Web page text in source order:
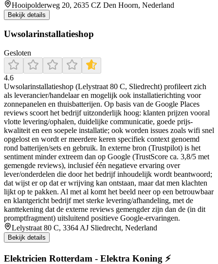
Hooipolderweg 20, 2635 CZ Den Hoorn, Nederland
Bekijk details
Uwsolarinstallatieshop
Gesloten
4.6
Uwsolarinstallatieshop (Lelystraat 80 C, Sliedrecht) profileert zich
als leverancier/handelaar en mogelijk ook installatierichting voor
zonnepanelen en thuisbatterijen. Op basis van de Google Places
reviews scoort het bedrijf uitzonderlijk hoog: klanten prijzen vooral
vlotte levering/ophalen, duidelijke communicatie, goede prijs-
kwaliteit en een soepele installatie; ook worden issues zoals wifi snel
opgelost en wordt er meerdere keren specifiek context genoemd
rond batterijen/sets en gebruik. In externe bron (Trustpilot) is het
sentiment minder extreem dan op Google (TrustScore ca. 3,8/5 met
gemengde reviews), inclusief één negatieve ervaring over
lever/onderdelen die door het bedrijf inhoudelijk wordt beantwoord;
dat wijst er op dat er wrijving kan ontstaan, maar dat men klachten
lijkt op te pakken. Al met al komt het beeld neer op een betrouwbaar
en klantgericht bedrijf met sterke levering/afhandeling, met de
kanttekening dat de externe reviews gemengder zijn dan de (in dit
promptfragment) uitsluitend positieve Google-ervaringen.
Lelystraat 80 C, 3364 AJ Sliedrecht, Nederland
Bekijk details
Elektricien Rotterdam - Elektra Koning ⚡